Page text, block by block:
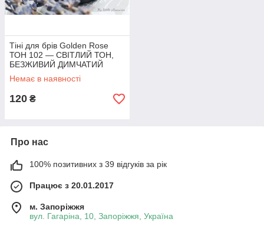
Тіні для брів Golden Rose
ТОН 102 — СВІТЛИЙ ТОН,
БЕЗЖИВИЙ ДИМЧАТИЙ
Немає в наявності
120 ₴
Про нас
100% позитивних з 39 відгуків за рік
Працює з 20.01.2017
м. Запоріжжя
вул. Гагаріна, 10, Запоріжжя, Україна